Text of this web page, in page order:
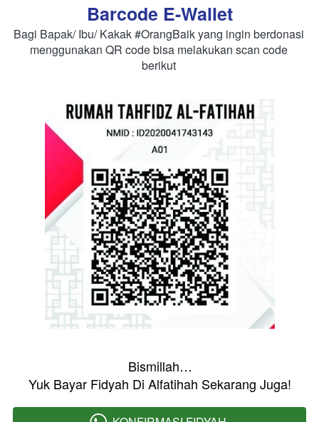
Barcode E-Wallet
Bagi Bapak/ Ibu/ Kakak #OrangBaik yang ingin berdonasi
menggunakan QR code bisa melakukan scan code
berikut
Bismillah…
Yuk Bayar Fidyah Di Alfatihah Sekarang Juga!